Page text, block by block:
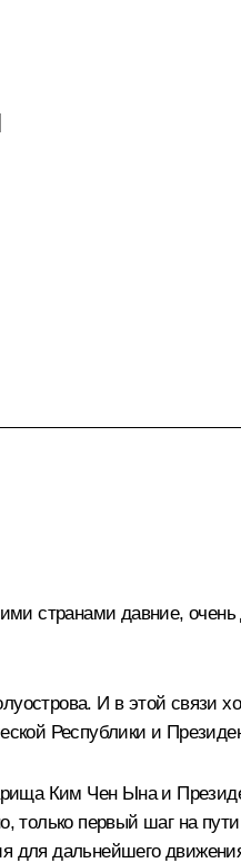
странами давние,
И в этой связи
Республики и
Ким Чен Ына и
только первый шаг на
для дальнейшего